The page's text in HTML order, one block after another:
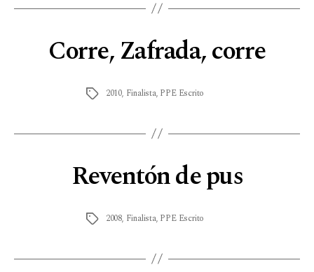
Corre, Zafrada, corre
2010, Finalista, PPE Escrito
Reventón de pus
2008, Finalista, PPE Escrito